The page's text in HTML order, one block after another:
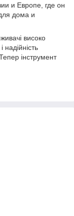
и Европе, где он
дома и
високо
надійність
інструмент